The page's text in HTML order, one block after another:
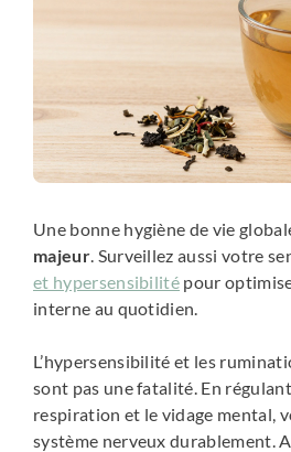
Une bonne hygiène de vie
majeur. Surveillez aussi votre
et hypersensibilité pour
interne au quotidien.
L’hypersensibilité et les
sont pas une fatalité. En
respiration et le vidage mental,
système nerveux durablement.